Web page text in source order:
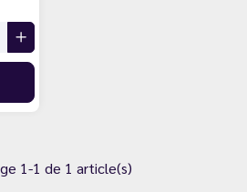
1-1 de 1 article(s)